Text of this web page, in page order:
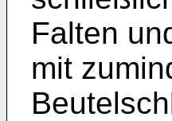
Falten
mit